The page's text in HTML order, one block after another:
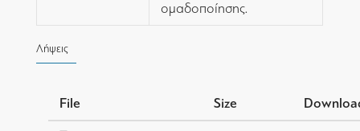
ομαδοποίησης.
Λήψεις
File Size